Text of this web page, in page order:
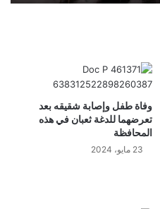
وفاة طفل وإصابة شقيقه بعد
تعرضهما للدغة ثعبان في هذه
المحافظة
23 مايو، 2024